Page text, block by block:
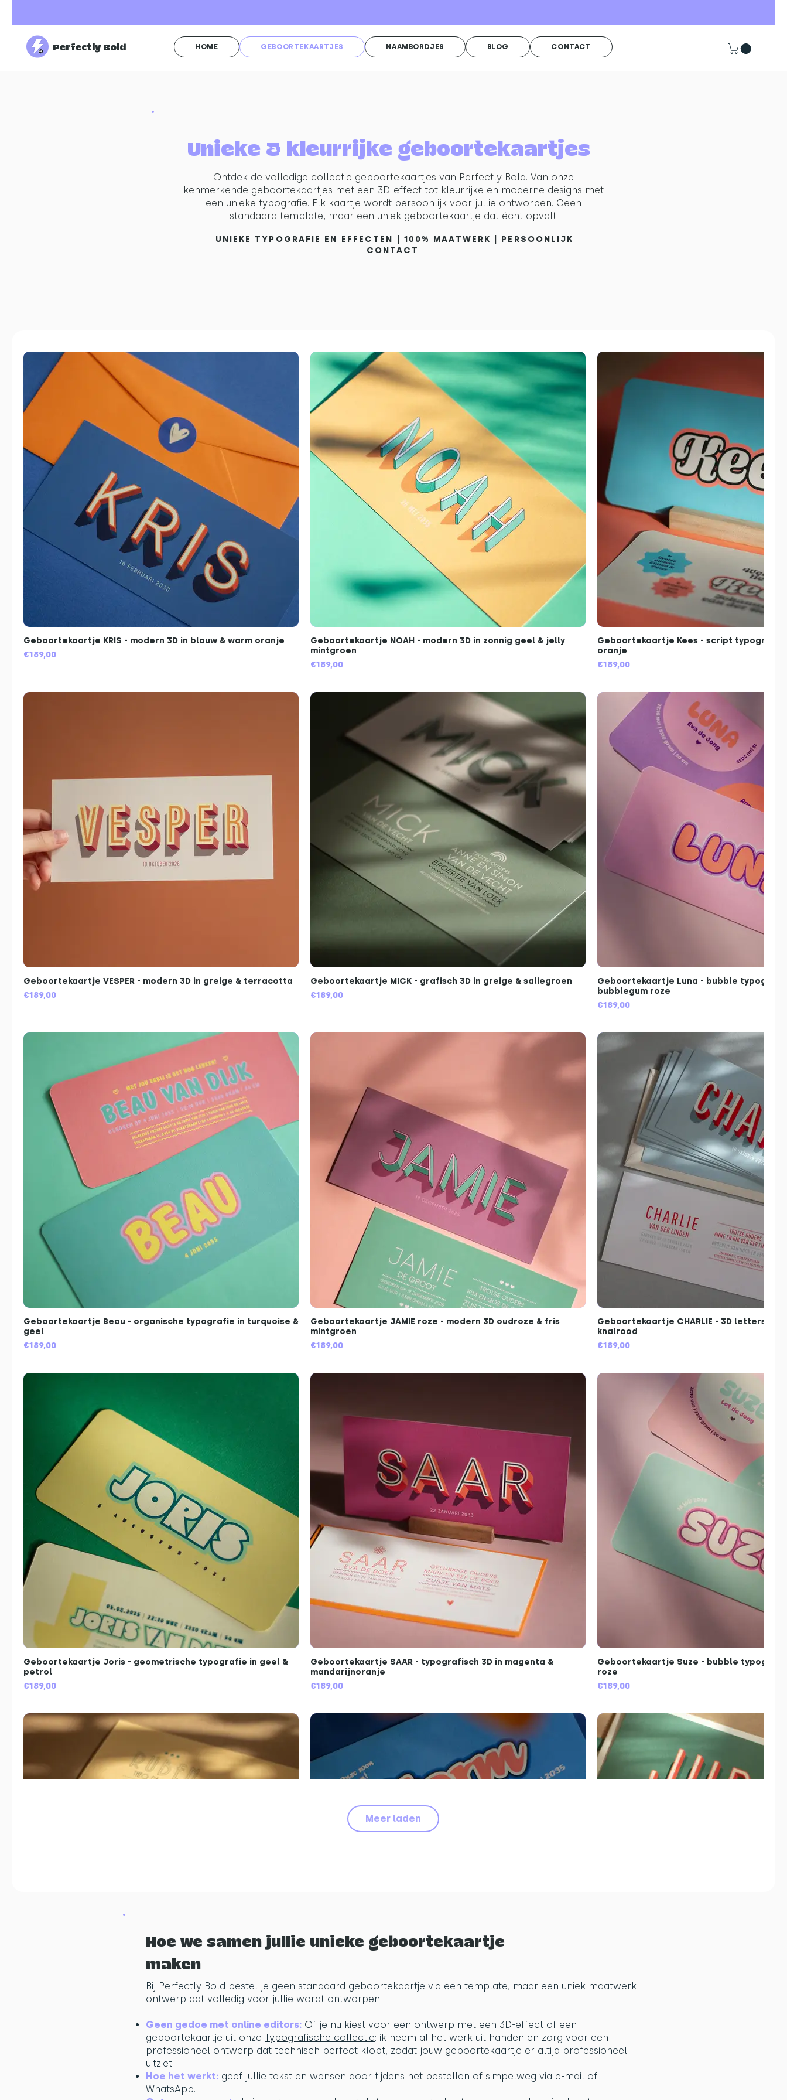
Perfectly Bold HOME GEBOORTEKAARTJES NAAMBORDJES BLOG CONTACT
Ontdek de volledige collectie geboortekaartjes van Perfectly Bold. Van onze
kenmerkende geboortekaartjes met een 3D-effect tot kleurrijke en moderne designs met
een unieke typografie. Elk kaartje wordt persoonlijk voor jullie ontworpen. Geen
standaard template, maar een uniek geboortekaartje dat écht opvalt.
UNIEKE TYPOGRAFIE EN EFFECTEN | 100% MAATWERK | PERSOONLIJK
CONTACT
Unieke & kleurrijke geboortekaartjes
Geboortekaartje KRIS - modern 3D in blauw & warm oranje
€189,00
Geboortekaartje NOAH - modern 3D in zonnig geel & jelly
mintgroen
€189,00
Geboortekaartje Kees - script typografie
oranje
€189,00
Geboortekaartje VESPER - modern 3D in greige & terracotta
€189,00
Geboortekaartje MICK - grafisch 3D in greige & saliegroen
€189,00
Geboortekaartje Luna - bubble
bubblegum roze
€189,00
Geboortekaartje Beau - organische typografie in turquoise &
geel
€189,00
Geboortekaartje JAMIE roze - modern 3D oudroze & fris
mintgroen
€189,00
Geboortekaartje CHARLIE - 3D letters in
knalrood
€189,00
Geboortekaartje Joris - geometrische typografie in geel &
petrol
€189,00
Geboortekaartje SAAR - typografisch 3D in magenta &
mandarijnoranje
€189,00
Geboortekaartje Suze - bubble
roze
€189,00
Geboortekaartje RUBEN - Art Deco 3D in smaragdgroen &
Geboortekaartje Storm - speelse cartoon typografie in
€189,00
Meer laden
Hoe we samen jullie unieke geboortekaartje
maken
Bij Perfectly Bold bestel je geen standaard geboortekaartje via een template, maar een uniek maatwerk
ontwerp dat volledig voor jullie wordt ontworpen.
Geen gedoe met online editors: Of je nu kiest voor een ontwerp met een 3D-effect ​ of een
geboortekaartje uit onze Typografische collectie: ik neem al het werk uit handen en zorg voor een
professioneel ontwerp dat technisch perfect klopt, zodat jouw geboortekaartje er altijd professioneel
uitziet.
Hoe het werkt: geef jullie tekst en wensen door tijdens het bestellen of simpelweg via e-mail of
WhatsApp.